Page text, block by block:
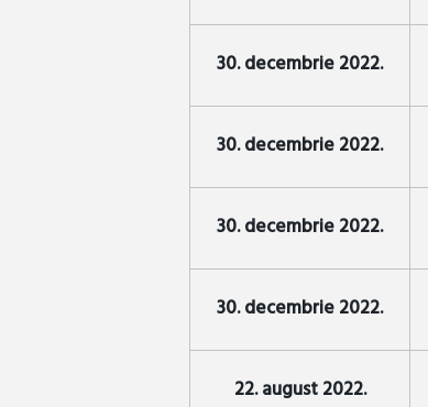
30. decembrie 2022.
30. decembrie 2022.
30. decembrie 2022.
30. decembrie 2022.
22. august 2022.